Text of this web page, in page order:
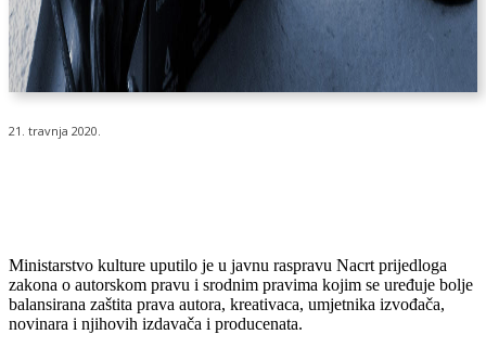
21. travnja 2020.
Ministarstvo kulture uputilo je u javnu raspravu Nacrt prijedloga
zakona o autorskom pravu i srodnim pravima kojim se uređuje bolje
balansirana zaštita prava autora, kreativaca, umjetnika izvođača,
novinara i njihovih izdavača i producenata.